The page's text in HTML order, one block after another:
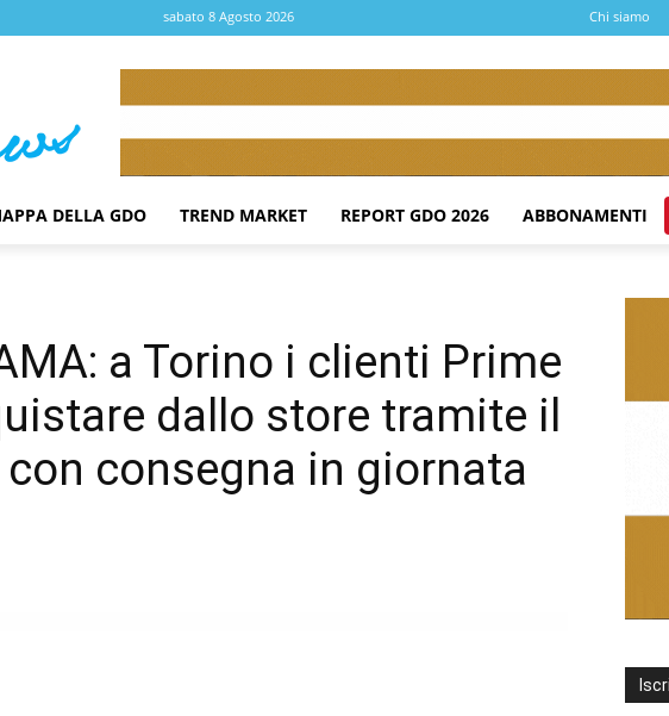
sabato 8 Agosto 2026 Chi siamo
DELLA GDO TREND MARKET REPORT GDO 2026 ABBONAMENTI
a Torino i clienti Prime
dallo store tramite il
consegna in giornata